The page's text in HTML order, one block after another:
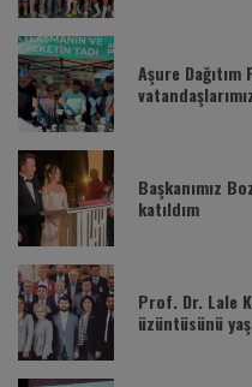
Aşure Dağıtım
Başkanımız
katıldım
Prof. Dr. Lale
üzüntüsünü